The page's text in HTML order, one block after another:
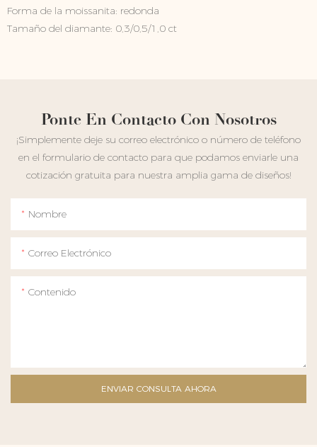
Forma de la moissanita: redonda
Tamaño del diamante: 0,3/0,5/1,0 ct
Ponte En Contacto Con Nosotros
¡Simplemente deje su correo electrónico o número de teléfono
en el formulario de contacto para que podamos enviarle una
cotización gratuita para nuestra amplia gama de diseños!
Nombre
Correo Electrónico
Contenido
ENVIAR CONSULTA AHORA